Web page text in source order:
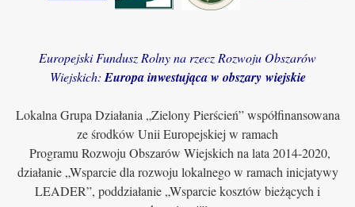
Europejski Fundusz Rolny na rzecz Rozwoju Obszarów
Wiejskich: Europa inwestująca w obszary wiejskie
Lokalna Grupa Działania „Zielony Pierścień” współfinansowana
ze środków Unii Europejskiej w ramach
Programu Rozwoju Obszarów Wiejskich na lata 2014-2020,
działanie „Wsparcie dla rozwoju lokalnego w ramach inicjatywy
LEADER”, poddziałanie „Wsparcie kosztów bieżących i